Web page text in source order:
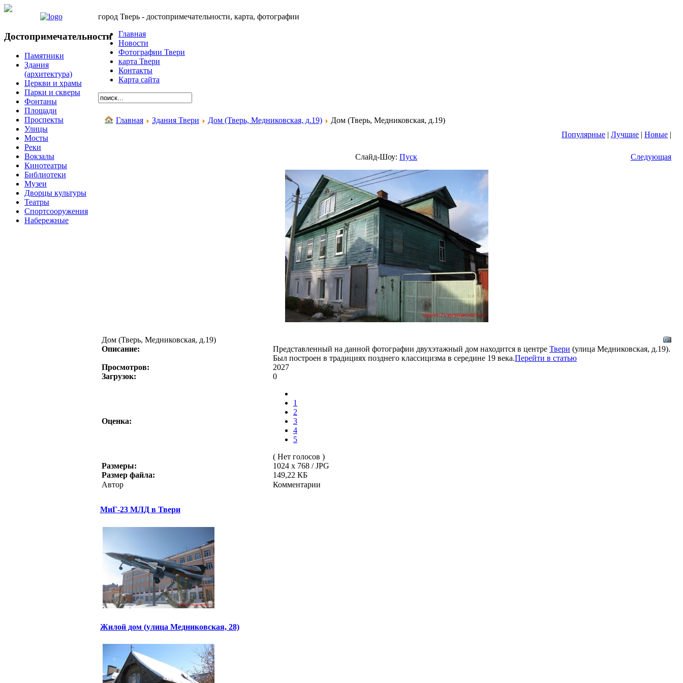
Достопримечательности
Памятники
Здания
(архитектура)
Церкви и храмы
Парки и скверы
Фонтаны
Площади
Проспекты
Улицы
Мосты
Реки
Вокзалы
Кинотеатры
Библиотеки
Музеи
Дворцы культуры
Театры
Спортсооружения
Набережные
город Тверь - достопримечательности, карта, фотографии
Главная
Новости
Фотографии Твери
карта Твери
Контакты
Карта сайта
Главная Здания Твери Дом (Тверь, Медниковская, д.19)
Дом (Тверь, Медниковская, д.19)
Популярные | Лучшие | Новые |
Слайд-Шоу: Пуск Следующая
Дом (Тверь, Медниковская, д.19)
Описание:
Представленный на данной фотографии двухэтажный дом находится в центре Твери (улица Медниковская, д.19).
Был построен в традициях позднего классицизма в середине 19 века.Перейти в статью
Просмотров:
2027
Загрузок:
0
Оценка:
1
2
3
4
5
( Нет голосов )
Размеры:
1024 x 768 / JPG
Размер файла:
149,22 КБ
Автор
Комментарии
МиГ-23 МЛД в Твери
Жилой дом (улица Медниковская, 28)